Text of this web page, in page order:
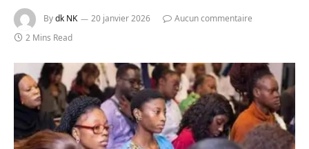
Bydk NK 20 janvier 2026
Aucun commentaire
2 Mins Read